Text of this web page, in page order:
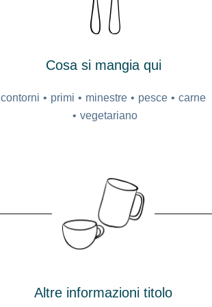
Cosa si mangia qui
contorni primi minestre pesce
carne
vegetariano
Altre informazioni titolo